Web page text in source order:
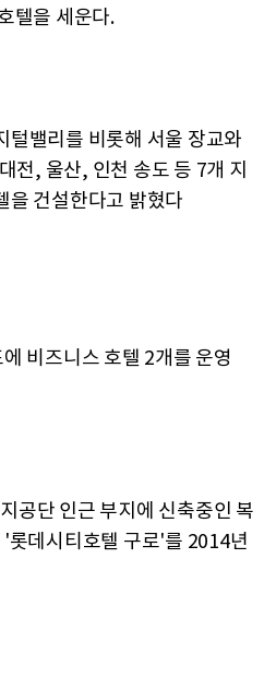
텔을 세운다.
털밸리를 비롯해 서울 장교와
전, 울산, 인천 송도 등 7개 지
을 건설한다고 밝혔다
비즈니스 호텔 2개를 운영
공단 인근 부지에 신축중인 복
롯데시티호텔 구로'를 2014년